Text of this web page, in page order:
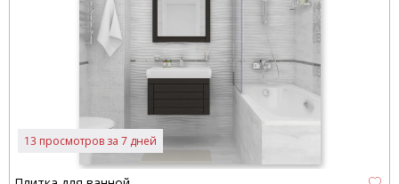
13 просмотров за 7 дней